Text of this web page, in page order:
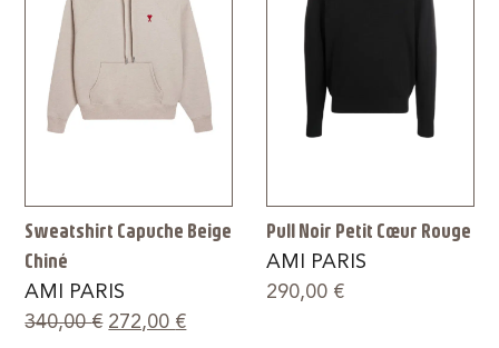
Sweatshirt Capuche Beige
Chiné
AMI PARIS
340,00€ 272,00 €
Pull Noir Petit Cœur Rouge
AMI PARIS
290,00 €